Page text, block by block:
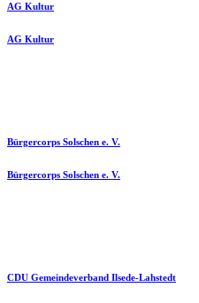
AG Kultur
AG Kultur
Bürgercorps Solschen e. V.
Bürgercorps Solschen e. V.
CDU Gemeindeverband Ilsede-Lahstedt